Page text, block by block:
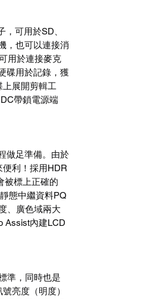
可用於SD、
，也可以連接消
用於連接麥克
碟用於記錄，獲
展開剪輯工
帶鎖電源端
做足準備。由於
利！採用HDR
被標上正確的
態中繼資料PQ
、廣色域兩大
Assist內建LCD
準，同時也是
亮度（明度）